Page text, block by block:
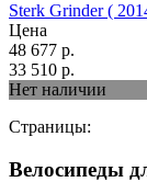
Sterk Grinder (
Цена
48 677 р.
33 510 р.
Нет наличии
Страницы:
Велосипеды